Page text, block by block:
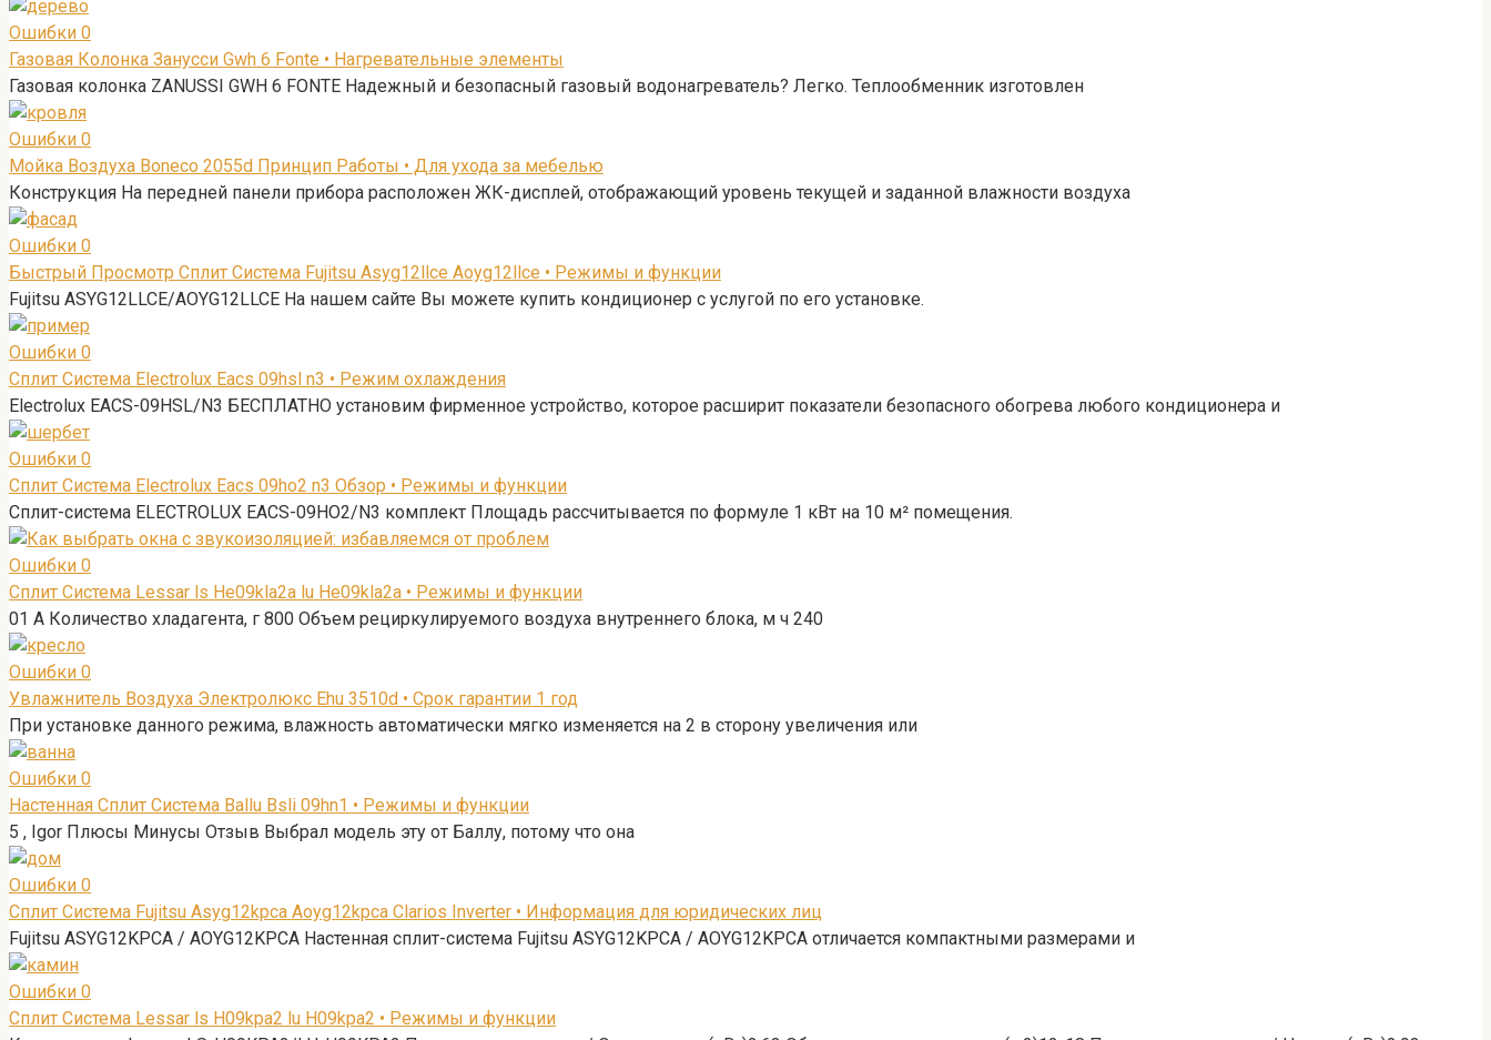
Ошибки 0
Газовая Колонка Занусси Gwh 6 Fonte • Нагревательные элементы
Газовая колонка ZANUSSI GWH 6 FONTE Надежный и безопасный газовый водонагреватель? Легко. Теплообменник изготовлен
Ошибки 0
Мойка Воздуха Boneco 2055d Принцип Работы • Для ухода за мебелью
Конструкция На передней панели прибора расположен ЖК-дисплей, отображающий уровень текущей и заданной влажности воздуха
Ошибки 0
Быстрый Просмотр Сплит Система Fujitsu Asyg12llce Aoyg12llce • Режимы и функции
Fujitsu ASYG12LLCE/AOYG12LLCE На нашем сайте Вы можете купить кондиционер с услугой по его установке.
Ошибки 0
Сплит Система Electrolux Eacs 09hsl n3 • Режим охлаждения
Electrolux EACS-09HSL/N3 БЕСПЛАТНО установим фирменное устройство, которое расширит показатели безопасного обогрева любого кондиционера и
Ошибки 0
Сплит Система Electrolux Eacs 09ho2 n3 Обзор • Режимы и функции
Сплит-система ELECTROLUX EACS-09HO2/N3 комплект Площадь рассчитывается по формуле 1 кВт на 10 м² помещения.
Ошибки 0
Сплит Система Lessar ls He09kla2a lu He09kla2a • Режимы и функции
01 А Количество хладагента, г 800 Объем рециркулируемого воздуха внутреннего блока, м ч 240
Ошибки 0
Увлажнитель Воздуха Электролюкс Ehu 3510d • Срок гарантии 1 год
При установке данного режима, влажность автоматически мягко изменяется на 2 в сторону увеличения или
Ошибки 0
Настенная Сплит Система Ballu Bsli 09hn1 • Режимы и функции
5 , Igor Плюсы Минусы Отзыв Выбрал модель эту от Баллу, потому что она
Ошибки 0
Сплит Система Fujitsu Asyg12kpca Aoyg12kpca Clarios Inverter • Информация для юридических лиц
Fujitsu ASYG12KPCA / AOYG12KPCA Настенная сплит-система Fujitsu ASYG12KPCA / AOYG12KPCA отличается компактными размерами и
Ошибки 0
Сплит Система Lessar ls H09kpa2 lu H09kpa2 • Режимы и функции